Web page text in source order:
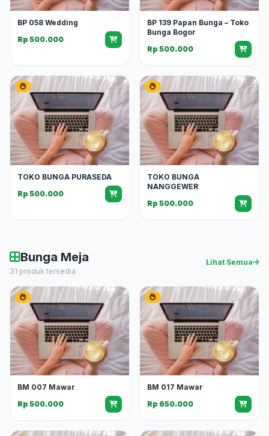
BP 058 Wedding
Rp 500.000
BP 139 Papan Bunga – Toko
Bunga Bogor
Rp 500.000
TOKO BUNGA PURASEDA
Rp 500.000
TOKO BUNGA
NANGGEWER
Rp 500.000
Bunga Meja
31 produk tersedia
Lihat Semua
BM 007 Mawar
Rp 500.000
BM 017 Mawar
Rp 650.000